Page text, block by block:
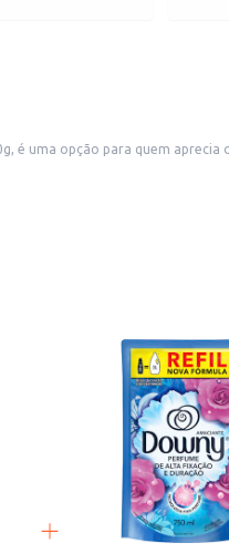
é uma opção para quem
opções sem lactose aos seus